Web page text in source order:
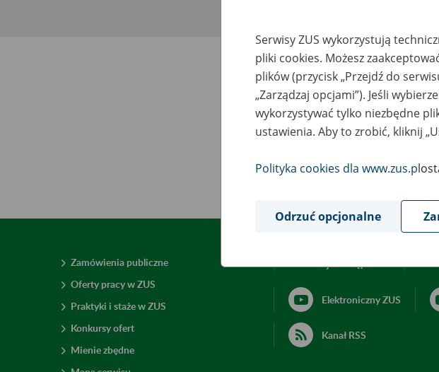
Zamówienia publiczne
Oferty pracy w ZUS
Praktyki i staże w ZUS
Konkursy ofert
Mienie zbędne
Elektroniczny ZUS
Kanał RSS
Serwisy ZUS wykorzystują
pliki cookies. Możesz
plików (przycisk „Przejdź do
„Zarządzaj opcjami”). Jeśli
wykorzystywać tylko niezbędne
ustawienia. Aby to zrobić, kliknij
Polityka cookies dla www.zus.pl
Odrzuć opcjonalne